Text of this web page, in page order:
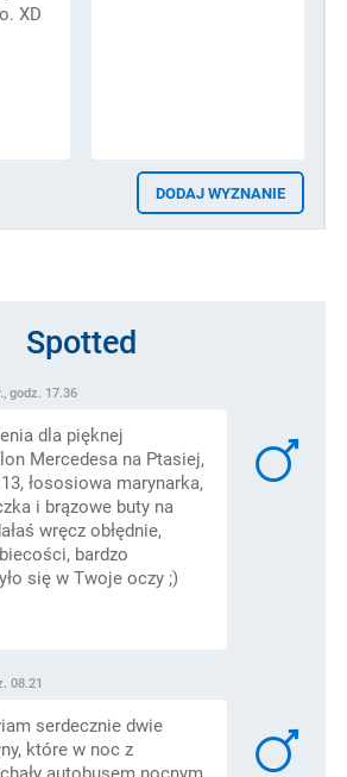
XD
DODAJ WYZNANIE
Spotted
godz. 17.36
dla pięknej
Mercedesa na Ptasiej,
łososiowa marynarka,
i brązowe buty na
wręcz obłędnie,
bardzo
się w Twoje oczy ;)
08.21
serdecznie dwie
które w noc z